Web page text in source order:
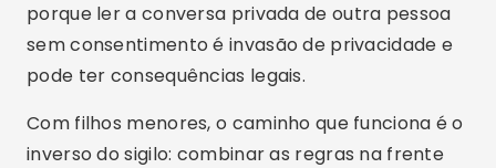
porque ler a conversa privada de outra pessoa
sem consentimento é invasão de privacidade e
pode ter consequências legais.
Com filhos menores, o caminho que funciona é o
inverso do sigilo: combinar as regras na frente